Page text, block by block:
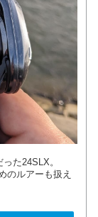
た24SLX。
のルアーも扱え